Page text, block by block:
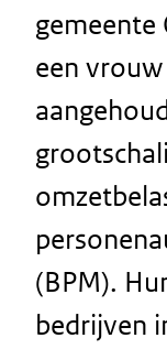
gemeente
een
(BPM).
bedrijven